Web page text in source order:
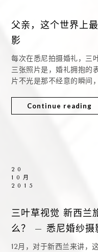
父亲，这个世界上
影
每次在悉尼拍摄婚礼，三
三张照片是，婚礼拥抱的
片不光是那不经意的瞬间
Continue reading
20
10月
2015
三叶草视觉 新西兰
么？ – 悉尼婚纱摄
12月，对于新西兰来讲，